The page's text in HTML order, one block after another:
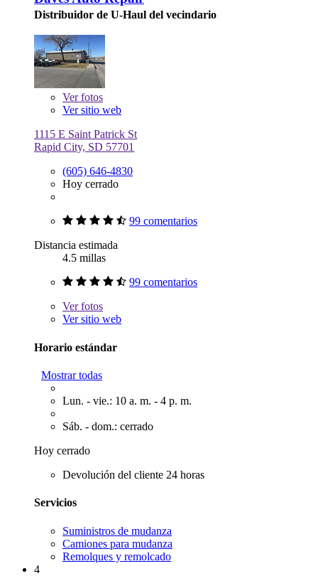
Distribuidor de U-Haul del vecindario
Verfotos
Ver sitio web
1115 E Saint Patrick St
Rapid City, SD 57701
(605) 646-4830
Hoy cerrado
99 comentarios
Distancia estimada
4.5 millas
99 comentarios
Verfotos
Ver sitio web
Horario estándar
Mostrar todas
Lun. - vie.: 10 a. m. - 4 p. m.
Sáb. - dom.: cerrado
Hoy cerrado
Devolución del cliente 24 horas
Servicios
Suministros de mudanza
Camiones para mudanza
Remolques y remolcado
4